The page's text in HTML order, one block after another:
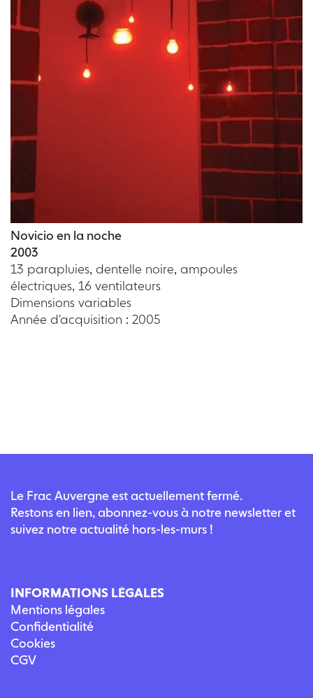
Novicio en la noche
2003
13 parapluies, dentelle noire, ampoules
électriques, 16 ventilateurs
Dimensions variables
Année d'acquisition : 2005
Le Frac Auvergne est actuellement fermé.
Restons en lien, abonnez-vous à notre newsletter et
suivez notre actualité hors-les-murs !
INFORMATIONS LÉGALES
Mentions légales
Confidentialité
Cookies
CGV